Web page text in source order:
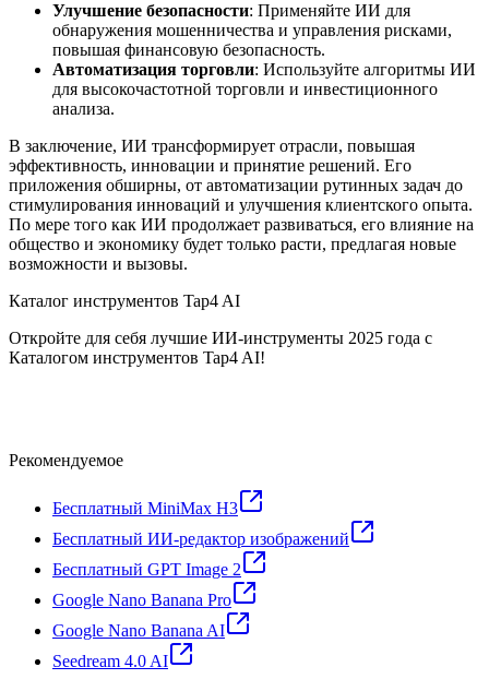
Улучшение безопасности: Применяйте ИИ для
обнаружения мошенничества и управления рисками,
повышая финансовую безопасность.
Автоматизация торговли: Используйте алгоритмы ИИ
для высокочастотной торговли и инвестиционного
анализа.
В заключение, ИИ трансформирует отрасли, повышая
эффективность, инновации и принятие решений. Его
приложения обширны, от автоматизации рутинных задач до
стимулирования инноваций и улучшения клиентского опыта.
По мере того как ИИ продолжает развиваться, его влияние на
общество и экономику будет только расти, предлагая новые
возможности и вызовы.
Каталог инструментов Tap4 AI
Откройте для себя лучшие ИИ-инструменты 2025 года с
Каталогом инструментов Tap4 AI!
Рекомендуемое
Бесплатный MiniMax H3
Бесплатный ИИ-редактор изображений
Бесплатный GPT Image 2
Google Nano Banana Pro
Google Nano Banana AI
Seedream 4.0 AI